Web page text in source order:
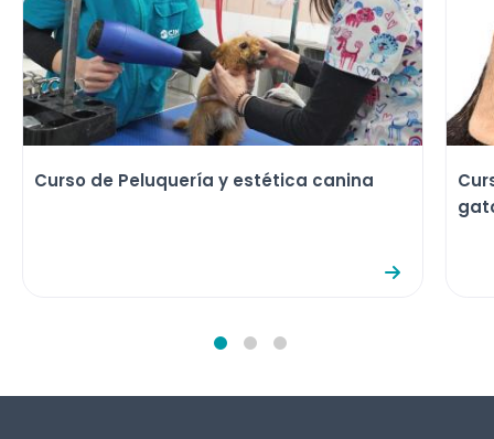
Curso de Peluquería y estética canina